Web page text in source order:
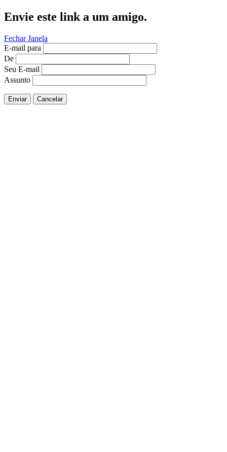
Envie este link a um amigo.
Fechar Janela
E-mail para
De
Seu E-mail
Assunto
Enviar Cancelar